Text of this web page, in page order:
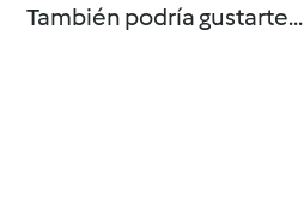
También podría gustarte...